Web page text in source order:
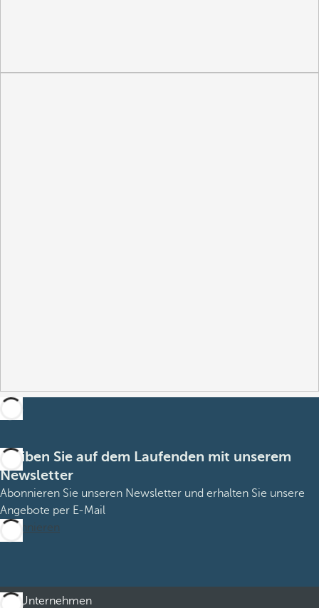
Bleiben Sie auf dem Laufenden mit unserem
Newsletter
Abonnieren Sie unseren Newsletter und erhalten Sie unsere
Angebote per E-Mail
Abonnieren
Unternehmen